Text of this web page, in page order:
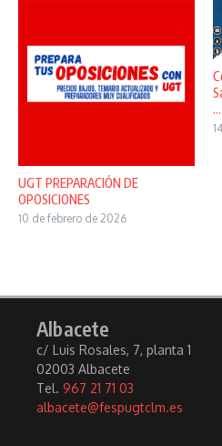
UGT PREPARACIÓN DE
OPOSICIONES
10 de febrero de 2026
...
Albacete
c/ Luis Rosales, 7, planta 1
02003 Albacete
Tel. 967 21 71 03
albacete@fespugtclm.es